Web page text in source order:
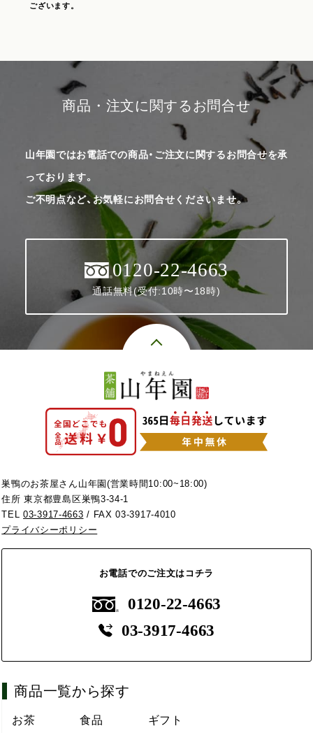
ございます。
商品・注文に関するお問合せ
山年園ではお電話での商品・ご注文に関するお問合せを承
っております。
ご不明点など、お気軽にお問合せくださいませ。
0120-22-4663
通話無料(受付:10時〜18時)
巣鴨のお茶屋さん山年園(営業時間10:00~18:00)
住所 東京都豊島区巣鴨3-34-1
TEL03-3917-4663 / FAX 03-3917-4010
プライバシーポリシー
お電話でのご注文はコチラ
0120-22-4663
03-3917-4663
商品一覧から探す
お茶 食品 ギフト